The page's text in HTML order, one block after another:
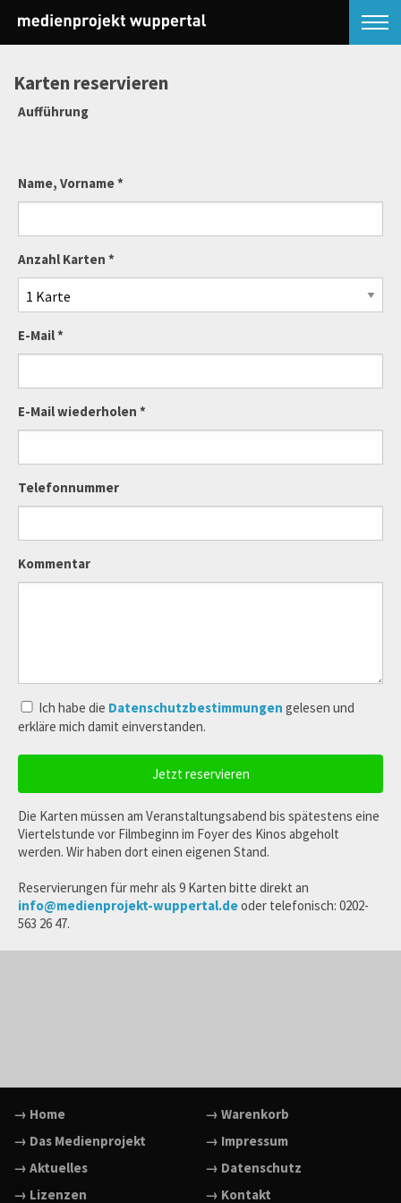
Karten reservieren
Aufführung
Name, Vorname *
Anzahl Karten *
E-Mail *
E-Mail wiederholen *
Telefonnummer
Kommentar
Ich habe die Datenschutzbestimmungen gelesen und
erkläre mich damit einverstanden.
Jetzt reservieren
Die Karten müssen am Veranstaltungsabend bis spätestens eine
Viertelstunde vor Filmbeginn im Foyer des Kinos abgeholt
werden. Wir haben dort einen eigenen Stand.
Reservierungen für mehr als 9 Karten bitte direkt an
info@medienprojekt-wuppertal.deoder telefonisch: 0202-
563 26 47.
→ Home
→ Das Medienprojekt
→ Aktuelles
→ Lizenzen
→ Warenkorb
→ Impressum
→ Datenschutz
→ Kontakt